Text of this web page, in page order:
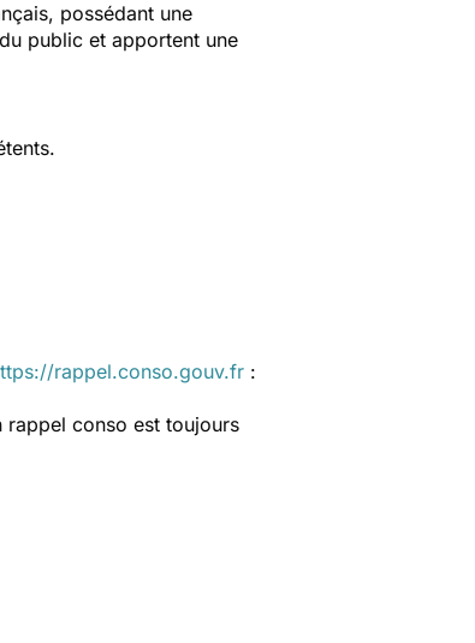
possédant une
public et apportent une
rappel.conso.gouv.fr :
rappel conso est toujours